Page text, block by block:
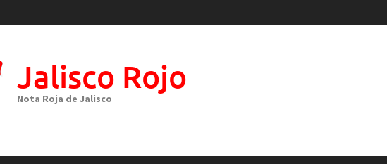
Jalisco Rojo
Nota Roja de Jalisco